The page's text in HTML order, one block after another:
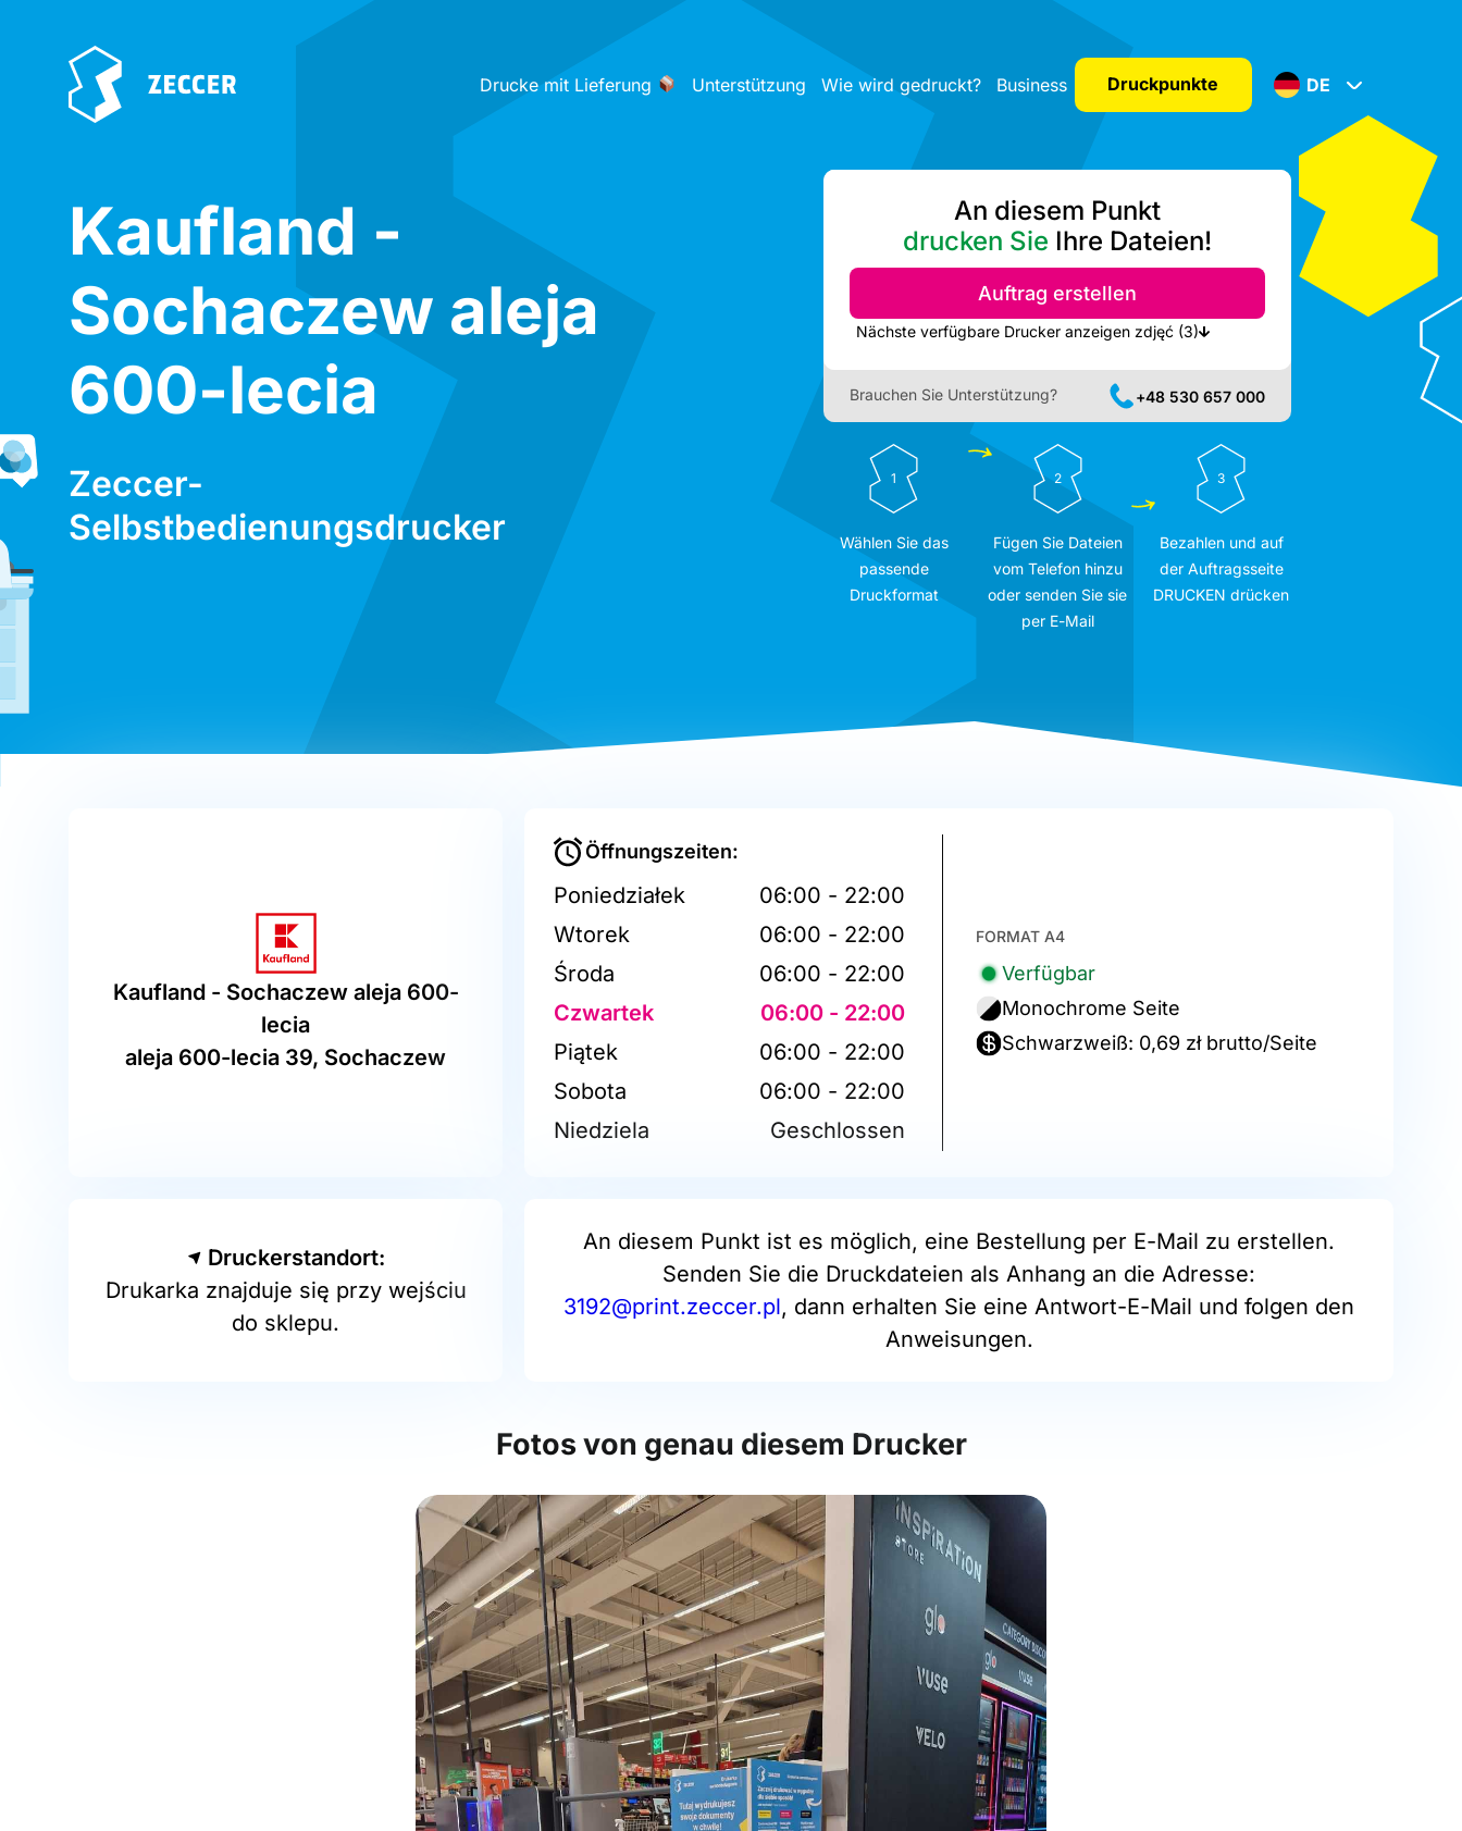
Drucke mit Lieferung Unterstützung Wie wird gedruckt? Business Druckpunkte DE
Kaufland -
Sochaczew aleja
600-lecia
Zeccer-
Selbstbedienungsdrucker
An diesem Punkt
drucken Sie Ihre Dateien!
Auftrag erstellen
Nächste verfügbare Drucker anzeigen zdjęć (3)
Brauchen Sie Unterstützung? +48 530 657 000
1
Wählen Sie das
passende
Druckformat
2
Fügen Sie Dateien
vom Telefon hinzu
oder senden Sie sie
per E-Mail
3
Bezahlen und auf
der Auftragsseite
DRUCKEN drücken
Kaufland - Sochaczew aleja 600-
lecia
aleja 600-lecia 39, Sochaczew
Öffnungszeiten:
Poniedziałek
06:00 - 22:00
Wtorek
06:00 - 22:00
Środa
06:00 - 22:00
Czwartek
06:00 - 22:00
Piątek
06:00 - 22:00
Sobota
06:00 - 22:00
Niedziela
Geschlossen
FORMAT A4
Verfügbar
Monochrome Seite
Schwarzweiß: 0,69 zł brutto/Seite
Druckerstandort:
Drukarka znajduje się przy wejściu
do sklepu.
An diesem Punkt ist es möglich, eine Bestellung per E-Mail zu erstellen.
Senden Sie die Druckdateien als Anhang an die Adresse:
3192@print.zeccer.pl, dann erhalten Sie eine Antwort-E-Mail und folgen den
Anweisungen.
Fotos von genau diesem Drucker